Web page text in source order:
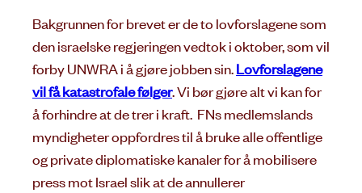
Bakgrunnen for brevet er de to lovforslagene som
den israelske regjeringen vedtok i oktober, som vil
forby UNWRA i å gjøre jobben sin.Lovforslagene
vil få katastrofale følger. Vi bør gjøre alt vi kan for
å forhindre at de trer i kraft. FNs medlemslands
myndigheter oppfordres til å bruke alle offentlige
og private diplomatiske kanaler for å mobilisere
press mot Israel slik at de annullerer